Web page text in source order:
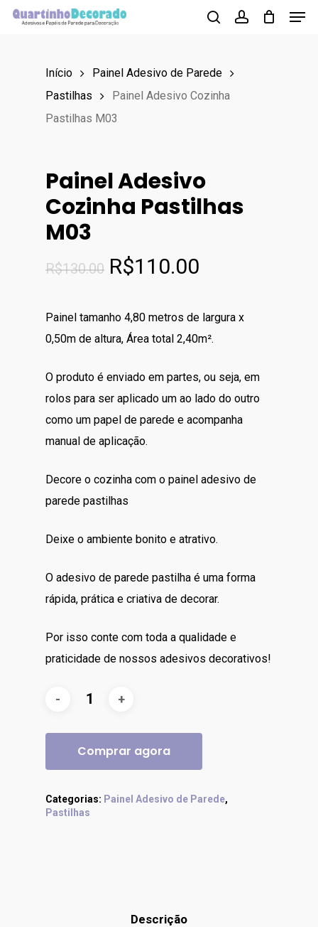
Skip
Início
Painel Adesivo de Parede
Pastilhas
Painel Adesivo Cozinha
Pastilhas M03
Painel Adesivo
Cozinha Pastilhas
M03
R$130.00 O
original
era:
R$130.00.
R$110.00
atual
é:
R$110.00.
Painel tamanho 4,80 metros de largura x
0,50m de altura, Área total 2,40m².
O produto é enviado em partes, ou seja, em
rolos para ser aplicado um ao lado do outro
como um papel de parede e acompanha
manual de aplicação.
Decore o cozinha com o painel adesivo de
parede pastilhas
Deixe o ambiente bonito e atrativo.
O adesivo de parede pastilha é uma forma
rápida, prática e criativa de decorar.
Por isso conte com toda a qualidade e
praticidade de nossos adesivos decorativos!
Comprar agora
Categorias: Painel Adesivo de Parede,
Pastilhas
Descrição